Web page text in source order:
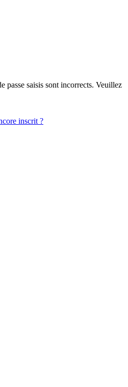
passe saisis sont incorrects. Veuillez
inscrit ?